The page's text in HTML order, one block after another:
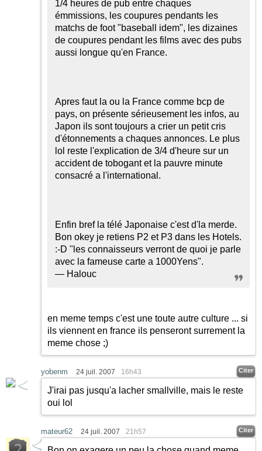
1/4 heures de pub entre chaques
émmissions, les coupures pendants les
matchs de foot "baseball idem", les dizaines
de coupures pendant les films avec des pubs
aussi longue qu'en France.
Apres faut la ou la France comme bcp de
pays, on présente sérieusement les infos, au
Japon ils sont toujours a crier un petit cris
d'étonnements a chaques annonces. Le plus
lol reste l'explication de 3/4 d'heure sur un
accident de tobogant et la pauvre minute
consacré a l'international.
Enfin bref la télé Japonaise c'est d'la merde.
Bon okey je retiens P2 et P3 dans les Hotels.
:-D "les connaisseurs verront de quoi je parle
avec la fameuse carte a 1000Yens".
— Halouc
en meme temps c'est une toute autre culture ... si
ils viennent en france ils penseront surrement la
meme chose ;)
yobenm 24 juil. 2007 16h43 Citer
J'irai pas jusqu'a lacher smallville, mais le reste
oui lol
mateur62 24 juil. 2007 21h57 Citer